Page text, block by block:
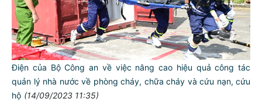
Điện của Bộ Công an về việc nâng cao hiệu quả công tác
quản lý nhà nước về phòng cháy, chữa cháy và cứu nạn, cứu
hộ (14/09/2023 11:35)